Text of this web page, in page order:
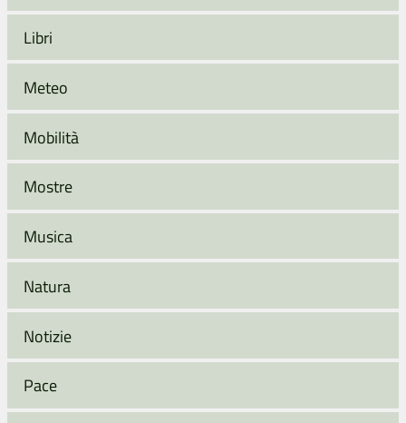
Libri
Meteo
Mobilità
Mostre
Musica
Natura
Notizie
Pace